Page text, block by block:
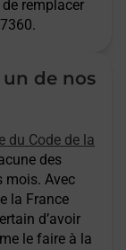
remplacer
de nos
du Code de la
des
mois. Avec
la France
d’avoir
le faire à la